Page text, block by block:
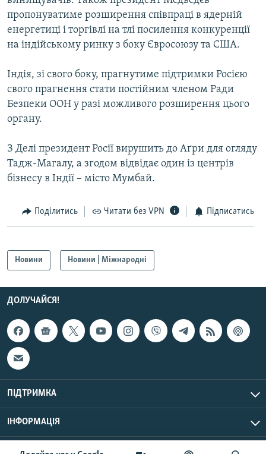
КРИМ РЕАЛІЇ
РУС
КТАТ
ДОЛУЧАЙСЯ!
пропонуватиме розширення співпраці в ядерній
енергетиці і торгівлі на тлі посилення конкуренції
на індійському ринку з боку Євросоюзу та США.
Індія, зі свого боку, прагнутиме підтримки Росією
свого прагнення стати постійним членом Ради
Безпеки ООН у разі можливого розширення цього
органу.
З Делі президент Росії вирушить до Аґри для огляду
Тадж-Магалу, а згодом відвідає один із центрів
бізнесу в Індії – місто Мумбай.
Поділитись Читати без VPN Підписатись
Новини Новини | Міжнародні
ДОЛУЧАЙСЯ!
ПІДТРИМКА
ІНФОРМАЦІЯ